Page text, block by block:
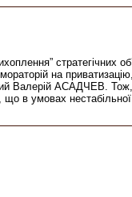
стратегічних
на приватизацію,
Валерій АСАДЧЕВ.
в умовах нестабільної